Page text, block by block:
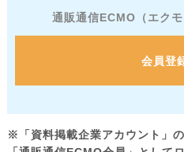
通販通信ECMO（エク
会員登
※「資料掲載企業アカウント」